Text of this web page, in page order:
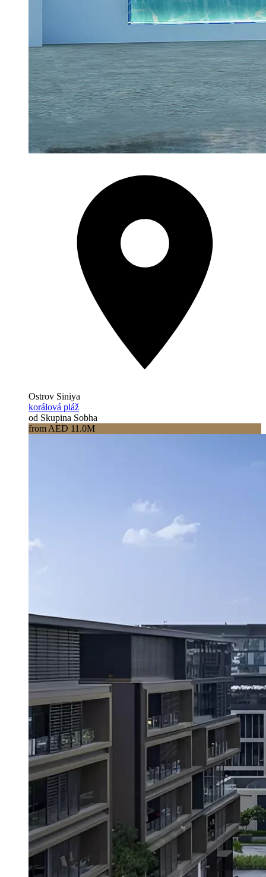
Ostrov Siniya
korálová pláž
od Skupina Sobha
from AED 11.0M